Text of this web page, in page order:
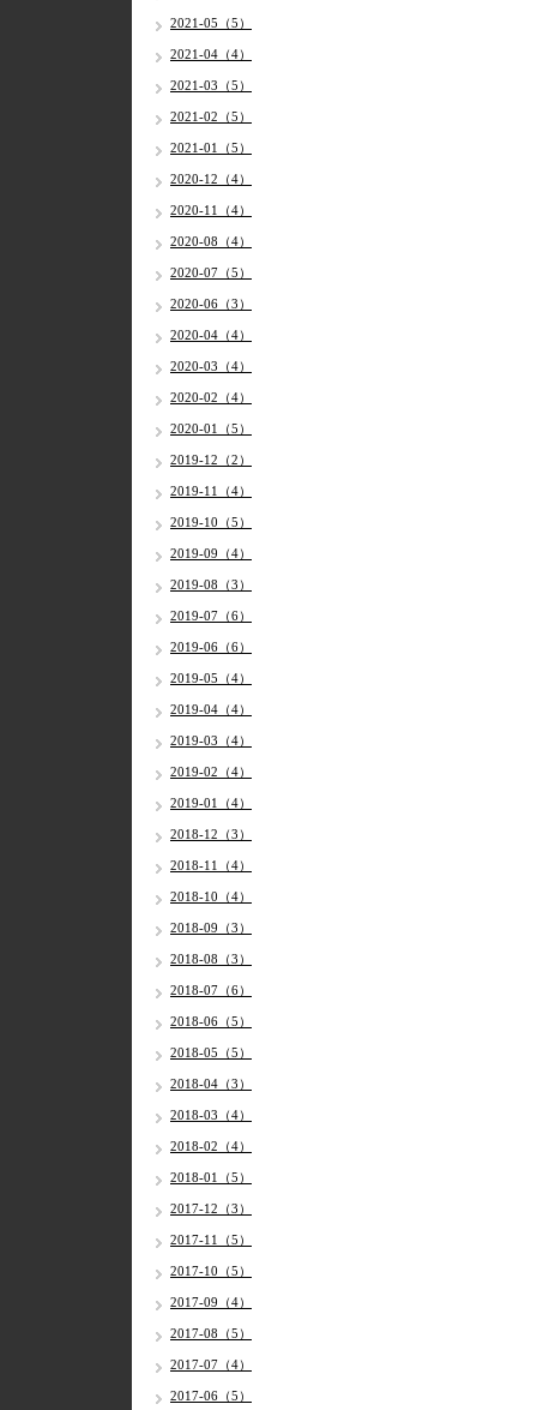
2021-05（5）
2021-04（4）
2021-03（5）
2021-02（5）
2021-01（5）
2020-12（4）
2020-11（4）
2020-08（4）
2020-07（5）
2020-06（3）
2020-04（4）
2020-03（4）
2020-02（4）
2020-01（5）
2019-12（2）
2019-11（4）
2019-10（5）
2019-09（4）
2019-08（3）
2019-07（6）
2019-06（6）
2019-05（4）
2019-04（4）
2019-03（4）
2019-02（4）
2019-01（4）
2018-12（3）
2018-11（4）
2018-10（4）
2018-09（3）
2018-08（3）
2018-07（6）
2018-06（5）
2018-05（5）
2018-04（3）
2018-03（4）
2018-02（4）
2018-01（5）
2017-12（3）
2017-11（5）
2017-10（5）
2017-09（4）
2017-08（5）
2017-07（4）
2017-06（5）